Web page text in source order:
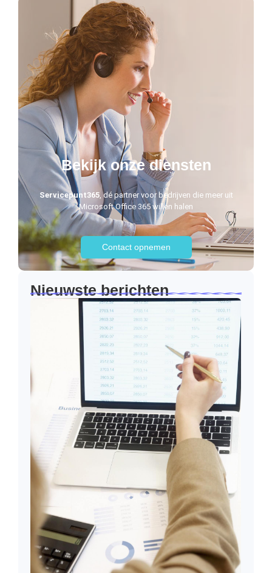
Bekijk onze diensten
Servicepunt365, dé partner voor bedrijven die meer uit
Microsoft Office 365 willen halen
Contact opnemen
Nieuwste berichten